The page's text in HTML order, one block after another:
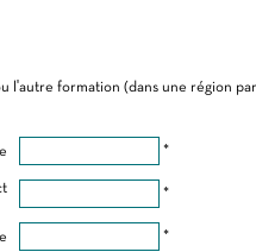
l'autre formation (dans une région
*
*
*